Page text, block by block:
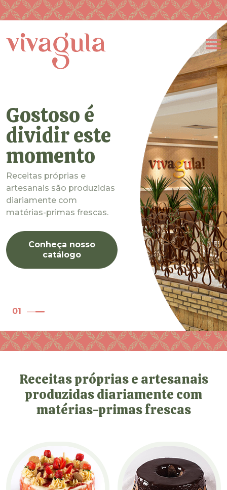
Gostoso é
dividir este
momento
Receitas próprias e
artesanais são produzidas
diariamente com
matérias-primas frescas.
Conheça nosso
catálogo
01
Receitas próprias e artesanais
produzidas diariamente com
matérias-primas frescas